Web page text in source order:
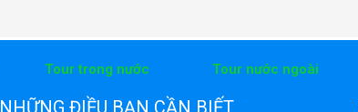
Tour trong nước Tour nước ngoài
NHỮNG ĐIỀU BẠN CẦN BIẾT